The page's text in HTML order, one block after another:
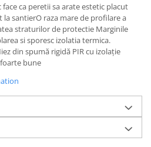
ca peretii sa arate estetic placut
la santierO raza mare de profilare a
straturilor de protectie Marginile
si sporesc izolatia termica.
din spumă rigidă PIR cu izolație
bune